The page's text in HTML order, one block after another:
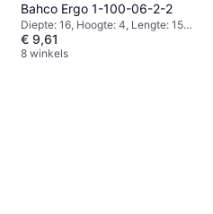
Bahco Ergo 1-100-06-2-2
Diepte: 16, Hoogte: 4, Lengte: 150,
Gewicht: 110
€ 9,61
8 winkels